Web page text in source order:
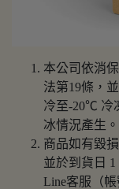
本公司依消
法第19條，
冷至-20℃ 冷
冰情況產生。
商品如有毀
並於到貨日 1
Line客服（